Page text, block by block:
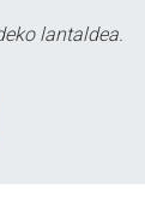
lantaldea.